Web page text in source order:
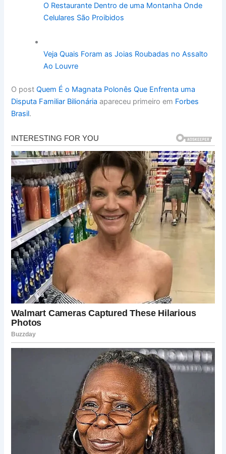
O Restaurante Dentro de uma Montanha Onde
Celulares São Proibidos
Veja Quais Foram as Joias Roubadas no Assalto
Ao Louvre
O postQuem É o Magnata Polonês Que Enfrenta uma
Disputa Familiar Bilionáriaapareceu primeiro em Forbes
Brasil.